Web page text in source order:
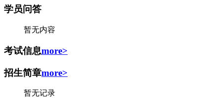
学员问答
暂无内容
考试信息more>
招生简章more>
暂无记录